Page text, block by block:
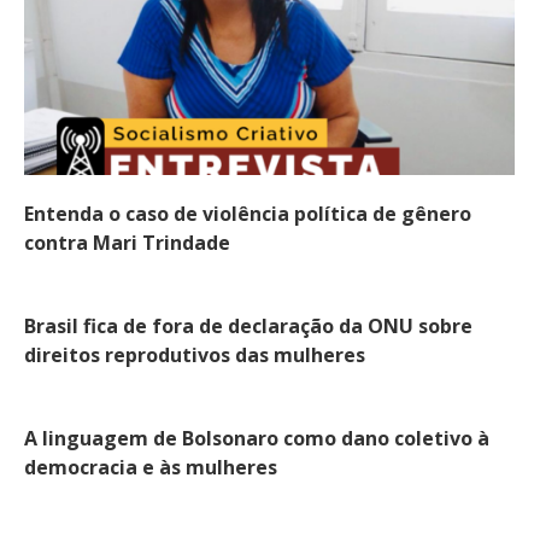
Entenda o caso de violência política de gênero
contra Mari Trindade
Brasil fica de fora de declaração da ONU sobre
direitos reprodutivos das mulheres
A linguagem de Bolsonaro como dano coletivo à
democracia e às mulheres